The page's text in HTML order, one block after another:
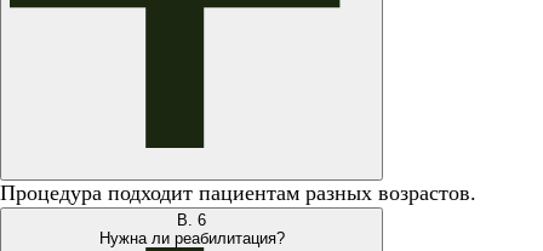
Процедура подходит пациентам разных возрастов.
В. 6
Нужна ли реабилитация?